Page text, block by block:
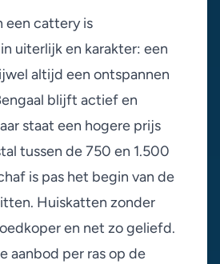
een cattery is
uiterlijk en karakter: een
altijd een ontspannen
blijft actief en
staat een hogere prijs
tussen de 750 en 1.500
is pas het begin van de
. Huiskatten zonder
en net zo geliefd.
aanbod per ras op de